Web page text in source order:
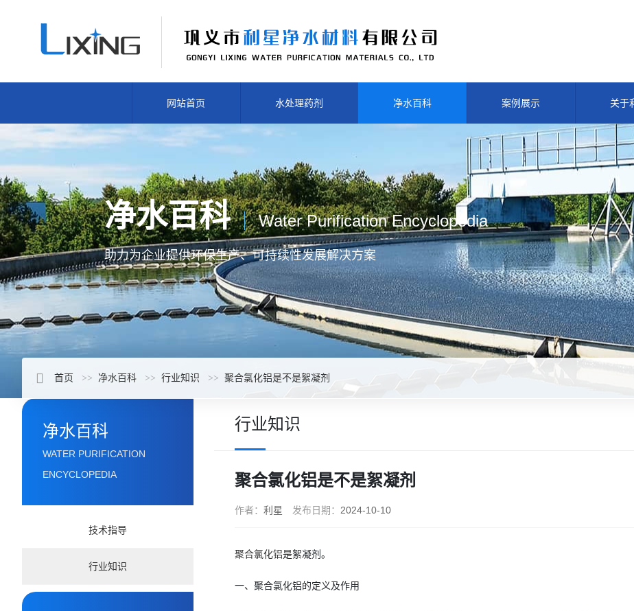
网站首页 水处理药剂 净水百科 案例展示 关于
净水百科 Water Purification Encyclopedia
助力为企业提供环保生产、可持续性发展解决方案
首页 净水百科 行业知识 聚合氯化铝是不是絮凝剂
净水百科
WATER PURIFICATION
ENCYCLOPEDIA
技术指导
行业知识
行业知识
聚合氯化铝是不是絮凝剂
作者： 利星 发布日期： 2024-10-10
聚合氯化铝是絮凝剂。
一、聚合氯化铝的定义及作用